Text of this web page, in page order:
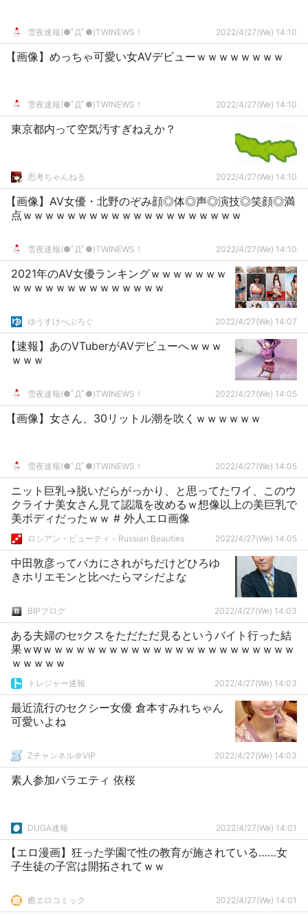
雪夜速報(●ﾟДﾟ●)TWINEWS！ 2022/4/27(We) 14:10
【画像】めっちゃ可愛い女AVデビューｗｗｗｗｗｗｗｗ
雪夜速報(●ﾟДﾟ●)TWINEWS！ 2022/4/27(We) 14:10
東京都内って空気汚すぎねえか？
思考ちゃんねる 2022/4/27(We) 14:10
【画像】AV女優・北野のぞみ顔◎体◎声◎演技◎笑顔◎満
点ｗｗｗｗｗｗｗｗｗｗｗｗｗｗｗｗｗｗｗｗ
雪夜速報(●ﾟДﾟ●)TWINEWS！ 2022/4/27(We) 14:10
2021年のAV女優ランキングｗｗｗｗｗｗｗ
ｗｗｗｗｗｗｗｗｗｗｗｗｗｗ
ゆうすけべぶろぐ 2022/4/27(We) 14:07
【速報】あのVTuberがAVデビューへｗｗｗ
ｗｗｗ
雪夜速報(●ﾟДﾟ●)TWINEWS！ 2022/4/27(We) 14:05
【画像】女さん、30リットル潮を吹くｗｗｗｗｗｗ
雪夜速報(●ﾟДﾟ●)TWINEWS！ 2022/4/27(We) 14:05
ニット巨乳→脱いだらがっかり、と思ってたワイ、このウ
クライナ美女さん見て認識を改めるｗ想像以上の美巨乳で
美ボディだったｗｗ # 外人エロ画像
ロシアン・ビューティ - Russian Beauties 2022/4/27(We) 14:05
中田敦彦ってバカにされがちだけどひろゆ
きホリエモンと比べたらマシだよな
BIPブログ 2022/4/27(We) 14:03
ある夫婦のセｯクスをただただ見るというバイト行った結
果ｗwｗｗｗｗｗｗｗｗｗｗｗｗｗｗｗｗｗｗｗｗｗｗｗ
ｗｗｗｗｗ
トレジャー速報 2022/4/27(We) 14:03
最近流行のセクシー女優 倉本すみれちゃん
可愛いよね
Zチャンネル＠VIP 2022/4/27(We) 14:03
素人参加バラエティ 依桜
DUGA速報 2022/4/27(We) 14:01
【エロ漫画】狂った学園で性の教育が施されている……女
子生徒の子宮は開拓されてｗｗ
癒エロコミック 2022/4/27(We) 14:01